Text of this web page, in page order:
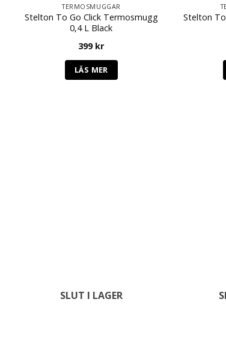
TERMOSMUGGAR
Stelton To Go Click Termosmugg
0,4 L Black
399 kr
LÄS MER
Stelton
SLUT I LAGER